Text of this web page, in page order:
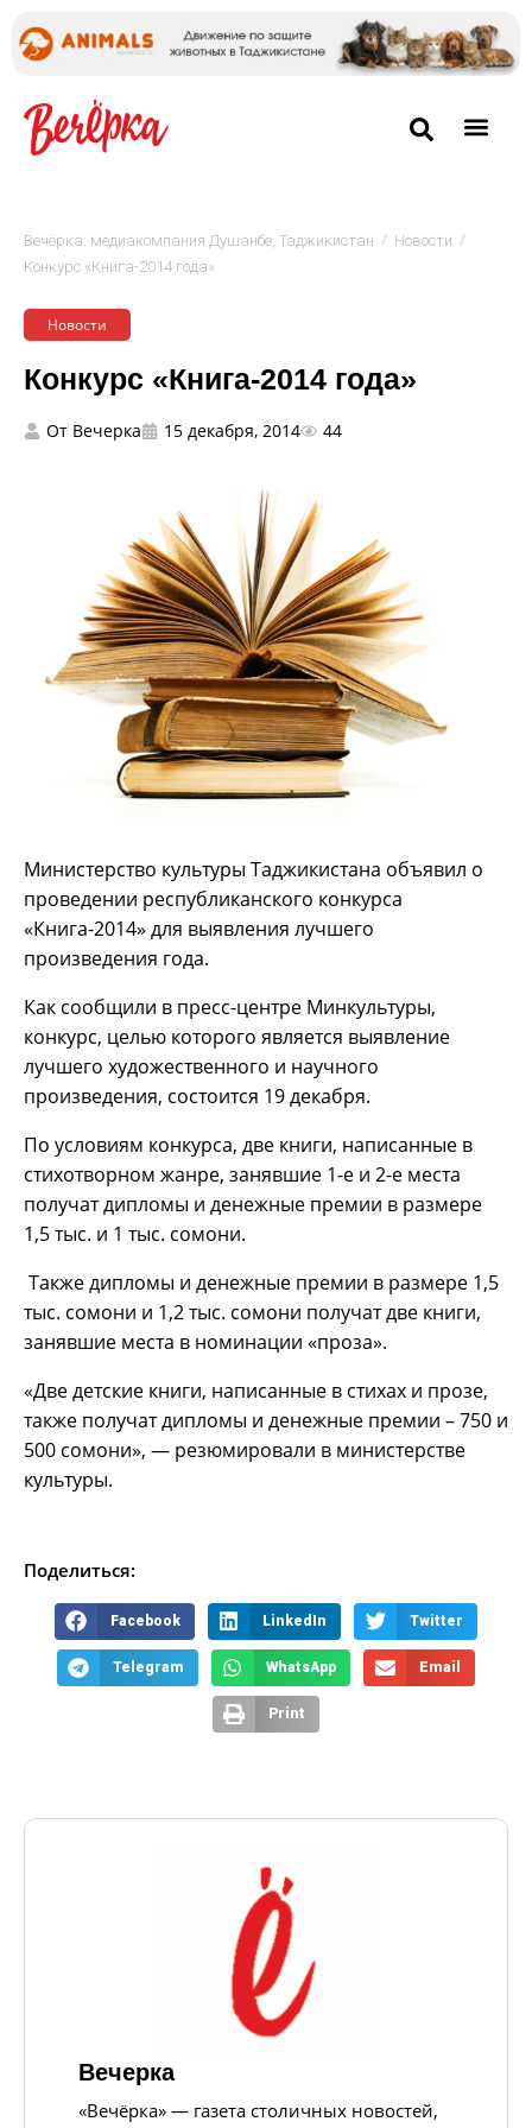
Вечёрка: медиакомпания Душанбе, Таджикистан / Новости /
Конкурс «Книга-2014 года»
Новости
Конкурс «Книга-2014 года»
От Вечерка 15 декабря, 2014 44
Министерство культуры Таджикистана объявил о
проведении республиканского конкурса
«Книга-2014» для выявления лучшего
произведения года.
Как сообщили в пресс-центре Минкультуры,
конкурс, целью которого является выявление
лучшего художественного и научного
произведения, состоится 19 декабря.
По условиям конкурса, две книги, написанные в
стихотворном жанре, занявшие 1-е и 2-е места
получат дипломы и денежные премии в размере
1,5 тыс. и 1 тыс. сомони.
Также дипломы и денежные премии в размере 1,5
тыс. сомони и 1,2 тыс. сомони получат две книги,
занявшие места в номинации «проза».
«Две детские книги, написанные в стихах и прозе,
также получат дипломы и денежные премии – 750 и
500 сомони», — резюмировали в министерстве
культуры.
Поделиться:
Facebook LinkedIn Twitter
Telegram WhatsApp Email
Print
Вечерка
«Вечёрка» — газета столичных новостей,